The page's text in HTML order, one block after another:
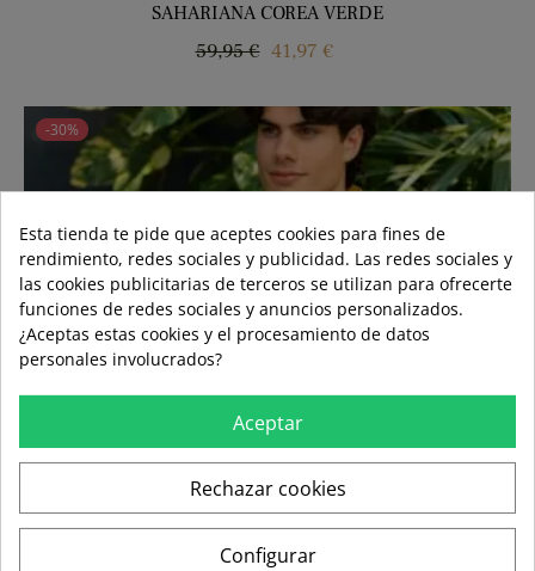
SAHARIANA COREA VERDE
Precio
59,95 € Precio
41,97 €
-30%
Esta tienda te pide que aceptes cookies para fines de
rendimiento, redes sociales y publicidad. Las redes sociales y
las cookies publicitarias de terceros se utilizan para ofrecerte
funciones de redes sociales y anuncios personalizados.
¿Aceptas estas cookies y el procesamiento de datos
personales involucrados?
Aceptar
Rechazar cookies
Configurar